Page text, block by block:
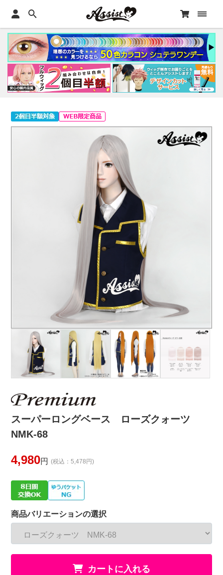
スーパーロングベース ローズクォーツ
NMK-68
4,980円 (税込：5,478円)
商品バリエーションの選択
カートに入れる